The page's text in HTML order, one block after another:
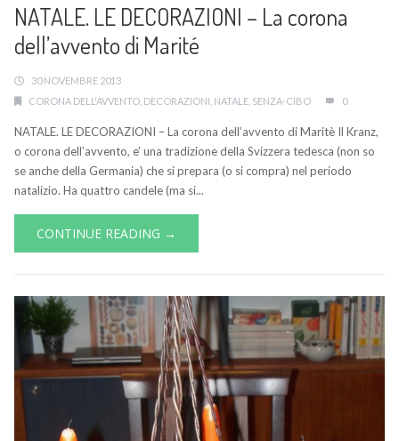
NATALE. LE DECORAZIONI – La corona
dell’avvento di Marité
30 NOVEMBRE 2013
CORONA DELL'AVVENTO DECORAZIONI NATALE SENZA-CIBO 0
NATALE. LE DECORAZIONI – La corona dell’avvento di Maritè Il Kranz,
o corona dell’avvento, e’ una tradizione della Svizzera tedesca (non so
se anche della Germania) che si prepara (o si compra) nel periodo
natalizio. Ha quattro candele (ma si...
CONTINUE READING →